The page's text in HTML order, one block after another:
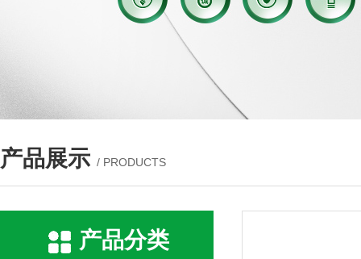
产品展示 / PRODUCTS
产品分类